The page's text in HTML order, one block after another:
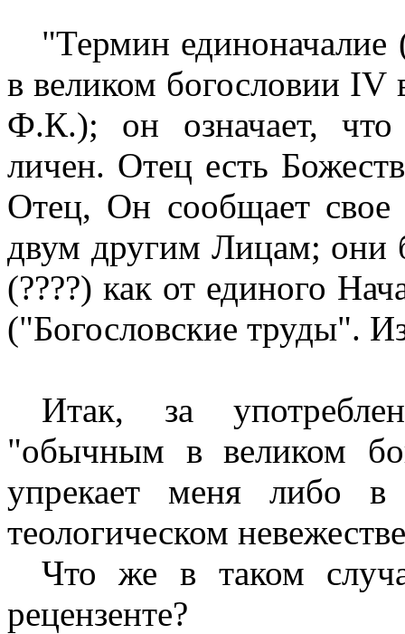
"Термин
в великом богословии IV
Ф.К.); он означает,
личен. Отец есть
Отец, Он сообщает свое
двум другим Лицам; они
(????) как от единого
("Богословские труды".
Итак, за
"обычным в великом
упрекает меня либо
теологическом
Что же в таком
рецензенте?